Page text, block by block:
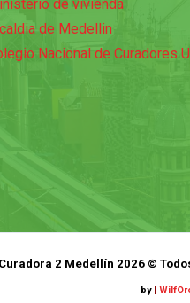
de vivienda
de Medellin
Nacional de Curadores
Curadora 2 Medellín 2026 ©
by|